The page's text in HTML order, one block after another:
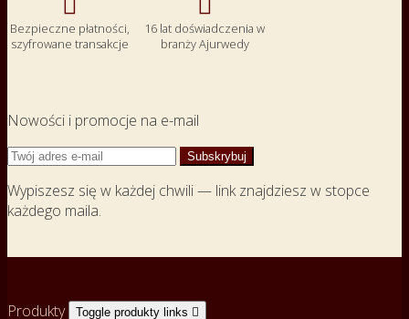
Bezpieczne płatności,
szyfrowane transakcje
16 lat doświadczenia w
branży Ajurwedy
Nowości i promocje na e-mail
Wypiszesz się w każdej chwili — link znajdziesz w stopce
każdego maila.
Produkty Toggle produkty links 